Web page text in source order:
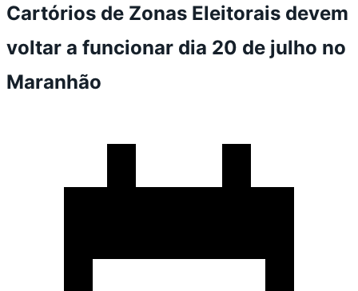
Cartórios de Zonas Eleitorais devem
voltar a funcionar dia 20 de julho no
Maranhão